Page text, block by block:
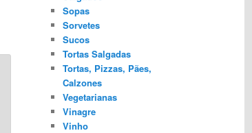
Sopas
Sorvetes
Sucos
Tortas Salgadas
Tortas, Pizzas, Pães,
Calzones
Vegetarianas
Vinagre
Vinho